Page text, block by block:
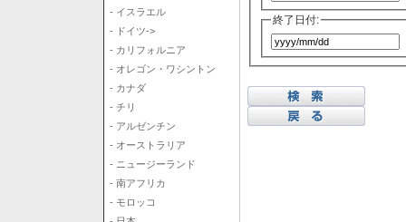
- イスラエル
- ドイツ->
- カリフォルニア
- オレゴン・ワシントン
- カナダ
- チリ
- アルゼンチン
- オーストラリア
- ニュージーランド
- 南アフリカ
- モロッコ
終了日付: